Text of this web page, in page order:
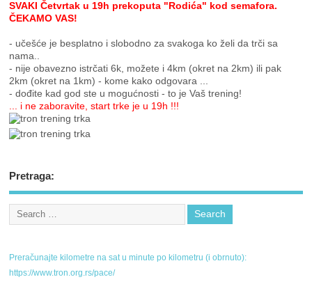
SVAKI Četvrtak u 19h prekoputa "Rodića" kod semafora.
ČEKAMO VAS!
- učešće je besplatno i slobodno za svakoga ko želi da trči sa
nama..
- nije obavezno istrčati 6k, možete i 4km (okret na 2km) ili pak
2km (okret na 1km) - kome kako odgovara ...
- dođite kad god ste u mogućnosti - to je Vaš trening!
... i ne zaboravite, start trke je u 19h !!!
Pretraga:
Preračunajte kilometre na sat u minute po kilometru (i obrnuto):
https://www.tron.org.rs/pace/